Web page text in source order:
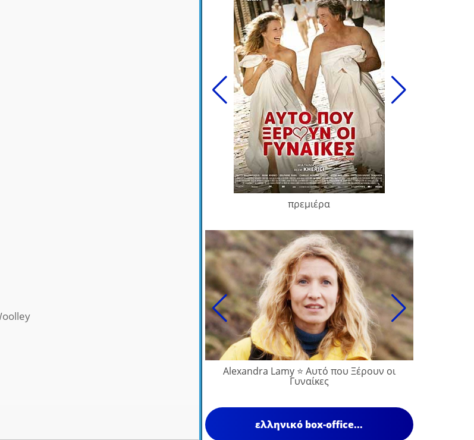
πρεμιέρα
Alexandra Lamy ⭐ Αυτό που Ξέρουν οι
Γυναίκες
ελληνικό box-office...